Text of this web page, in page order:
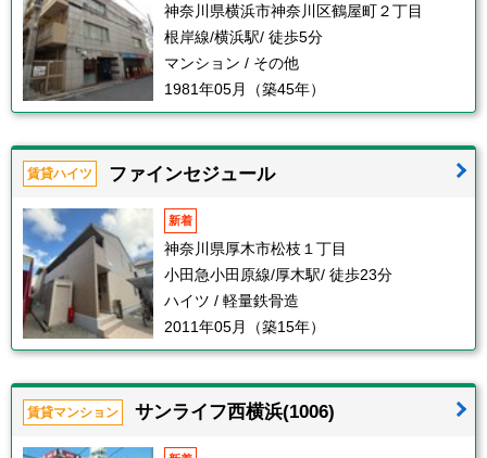
神奈川県横浜市神奈川区鶴屋町２丁目
根岸線/横浜駅/ 徒歩5分
マンション / その他
1981年05月（築45年）
賃貸ハイツ ファインセジュール
新着
神奈川県厚木市松枝１丁目
小田急小田原線/厚木駅/ 徒歩23分
ハイツ / 軽量鉄骨造
2011年05月（築15年）
賃貸マンション サンライフ西横浜(1006)